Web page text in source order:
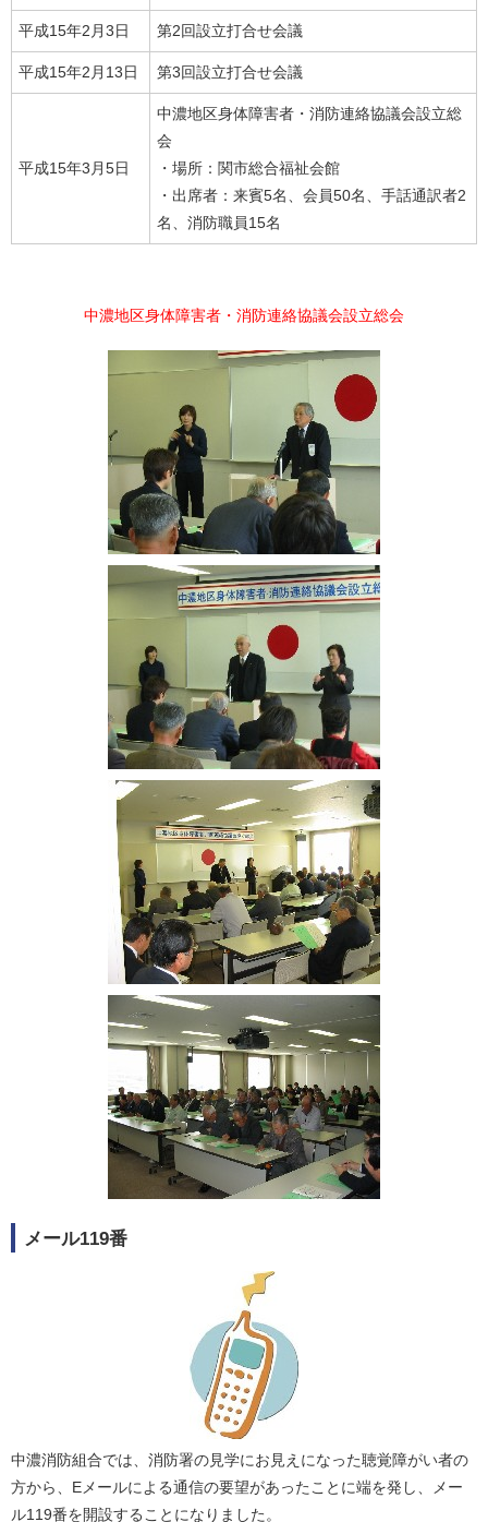
平成15年2月3日 第2回設立打合せ会議
平成15年2月13日 第3回設立打合せ会議
平成15年3月5日
中濃地区身体障害者・消防連絡協議会設立総
会
・場所：関市総合福祉会館
・出席者：来賓5名、会員50名、手話通訳者2
名、消防職員15名
中濃地区身体障害者・消防連絡協議会設立総会
メール119番
中濃消防組合では、消防署の見学にお見えになった聴覚障がい者の
方から、Eメールによる通信の要望があったことに端を発し、メー
ル119番を開設することになりました。